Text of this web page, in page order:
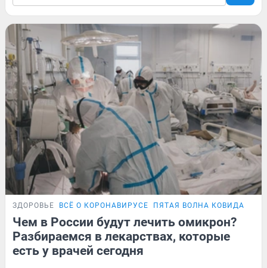
ЗДОРОВЬЕ ВСЁ О КОРОНАВИРУСЕ ПЯТАЯ ВОЛНА КОВИДА
Чем в России будут лечить омикрон?
Разбираемся в лекарствах, которые
есть у врачей сегодня